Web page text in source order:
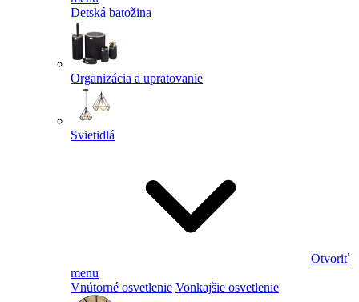
Detská batožina
Organizácia a upratovanie
Svietidlá
Otvoriť
menu
Vnútorné osvetlenie Vonkajšie osvetlenie